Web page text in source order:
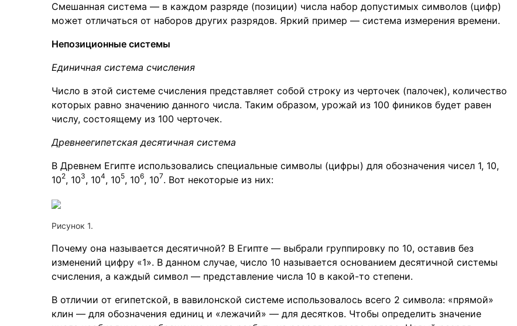
Смешанная система — в каждом разряде (позиции) числа набор допустимых символов (цифр)
может отличаться от наборов других разрядов. Яркий пример — система измерения времени.
Непозиционные системы
Единичная система счисления
Число в этой системе счисления представляет собой строку из черточек (палочек), количество
которых равно значению данного числа. Таким образом, урожай из 100 фиников будет равен
числу, состоящему из 100 черточек.
Древнеегипетская десятичная система
В Древнем Египте использовались специальные символы (цифры) для обозначения чисел 1, 10,
102, 103, 104, 105, 106, 107. Вот некоторые из них:
Рисунок 1.
Почему она называется десятичной? В Египте — выбрали группировку по 10, оставив без
изменений цифру «1». В данном случае, число 10 называется основанием десятичной системы
счисления, а каждый символ — представление числа 10 в какой-то степени.
В отличии от египетской, в вавилонской системе использовалось всего 2 символа: «прямой»
клин — для обозначения единиц и «лежачий» — для десятков. Чтобы определить значение